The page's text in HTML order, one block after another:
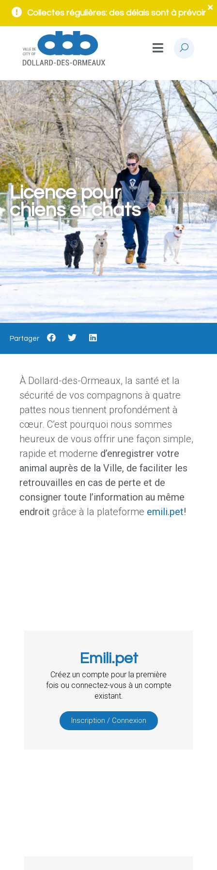
Collectes régulières: des délais sont à prévoir
Licence pour
chiens et chats
Partager
À Dollard-des-Ormeaux, la santé et la
sécurité de vos compagnons à quatre
pattes nous tiennent profondément à
cœur. C’est pourquoi nous sommes
heureux de vous offrir une façon simple,
rapide et moderne d’enregistrer votre
animal auprès de la Ville, de faciliter les
retrouvailles en cas de perte et de
consigner toute l’information au même
endroit grâce à la plateforme emili.pet!
Emili.pet
Créez un compte pour la première
fois ou connectez-vous à un compte
existant.
Inscription / Connexion